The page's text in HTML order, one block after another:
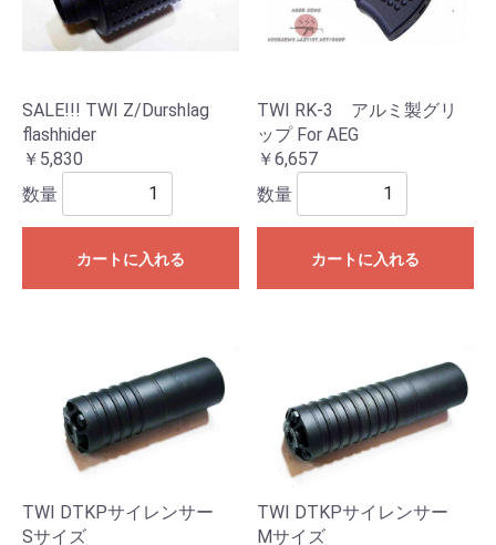
SALE!!! TWI Z/Durshlag
flashhider
￥5,830
数量
カートに入れる
TWI RK-3 アルミ製グリ
ップ For AEG
￥6,657
数量
カートに入れる
TWI DTKPサイレンサー
Sサイズ
TWI DTKPサイレンサー
Mサイズ